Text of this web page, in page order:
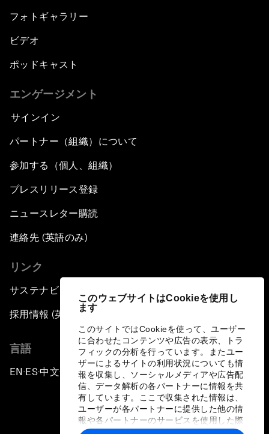
このウェブサイトはCookieを使用し
ます
このサイトではCookieを使って、ユーザー
に合わせたコンテンツや広告の表示、トラ
フィックの分析を行っています。またユー
ザーによるサイトの利用状況についても情
報を収集し、ソーシャルメディアや広告配
信、データ解析の各パートナーに情報を共
有しています。ここで収集された情報は、
ユーザーが各パートナーに提供した他の情
報や各パートナーのサービスを使用した際
に収集された情報と組み合わされ、各パー
フォトギャラリー
ビデオ
ポッドキャスト
エンゲージメント
サインイン
パートナー（組織）について
参加する（個人、組織）
プレスリリース登録
ニュースレター購読
連絡先 (英語のみ)
リンク
サステナビリティへの取り組み
採用情報 (英語のみ)
言語
EN ▪ES▪中文▪ 日本語